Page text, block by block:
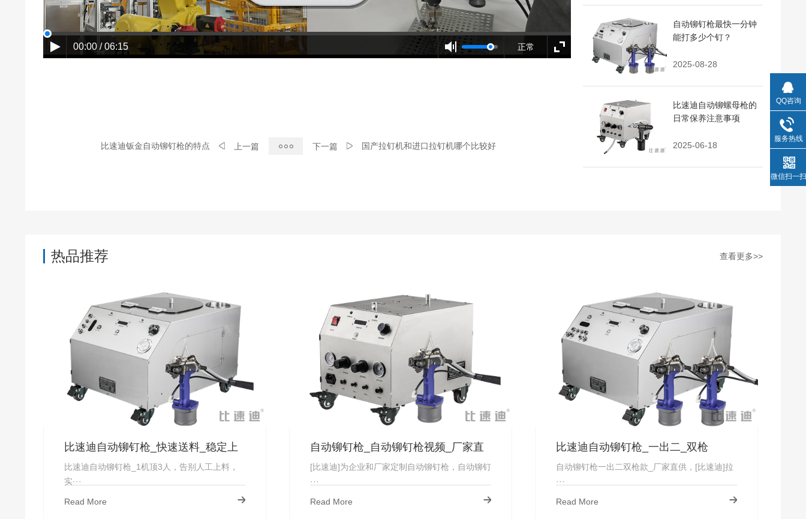
00:00 / 06:15 正常
比速迪钣金自动铆钉枪的特点 上一篇 下一篇 国产拉钉机和进口拉钉机哪个比较好
自动铆钉枪最快一分钟
能打多少个钉？
2025-08-28
比速迪自动铆螺母枪的
日常保养注意事项
2025-06-18
热品推荐 查看更多>>
比速迪自动铆钉枪_快速送料_稳定上
钉_厂家直供-比速迪
比速迪自动铆钉枪_1机顶3人，告别人工上料，
实···
Read More
自动铆钉枪_自动铆钉枪视频_厂家直
供
[比速迪]为企业和厂家定制自动铆钉枪，自动铆钉
···
Read More
比速迪自动铆钉枪_一出二_双枪
自动铆钉枪一出二双枪款_厂家直供，[比速迪]拉
···
Read More
QQ咨询
服务热线
微信扫一扫